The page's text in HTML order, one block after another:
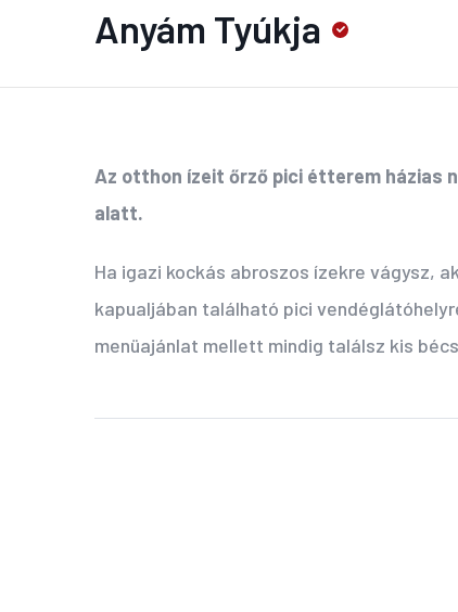
Anyám Tyúkja
Az otthon ízeit őrző pici étterem házias
alatt.
Ha igazi kockás abroszos ízekre vágysz,
kapualjában található pici
menüajánlat mellett mindig találsz kis